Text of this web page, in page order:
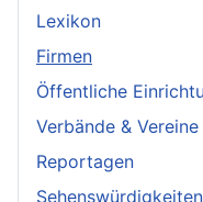
Lexikon
Firmen
Öffentliche
Verbände & Vereine
Reportagen
Sehenswürdigkeiten